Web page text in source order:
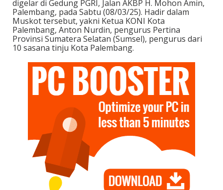
digelar di Gedung PGRI, Jalan AKBP H. Mohon Amin,
Palembang, pada Sabtu (08/03/25). Hadir dalam
Muskot tersebut, yakni Ketua KONI Kota
Palembang, Anton Nurdin, pengurus Pertina
Provinsi Sumatera Selatan (Sumsel), pengurus dari
10 sasana tinju Kota Palembang.